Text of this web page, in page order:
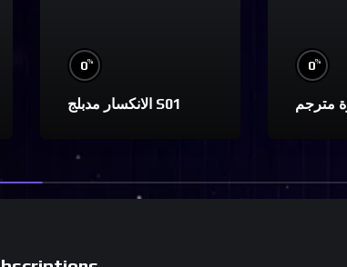
0%
الانكسار مدبلج S01
0%